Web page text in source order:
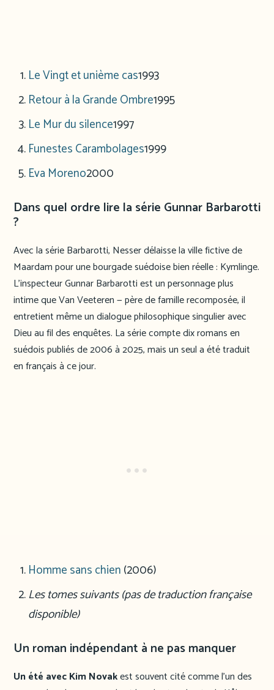
Le Vingt et unième cas1993
Retour à la Grande Ombre1995
Le Mur du silence1997
Funestes Carambolages1999
Eva Moreno2000
Dans quel ordre lire la série Gunnar Barbarotti
?
Avec la série Barbarotti, Nesser délaisse la ville fictive de
Maardam pour une bourgade suédoise bien réelle : Kymlinge.
L’inspecteur Gunnar Barbarotti est un personnage plus
intime que Van Veeteren — père de famille recomposée, il
entretient même un dialogue philosophique singulier avec
Dieu au fil des enquêtes. La série compte dix romans en
suédois publiés de 2006 à 2025, mais un seul a été traduit
en français à ce jour.
Homme sans chien(2006)
Les tomes suivants (pas de traduction française
disponible)
Un roman indépendant à ne pas manquer
Un été avec Kim Novakest souvent cité comme l’un des